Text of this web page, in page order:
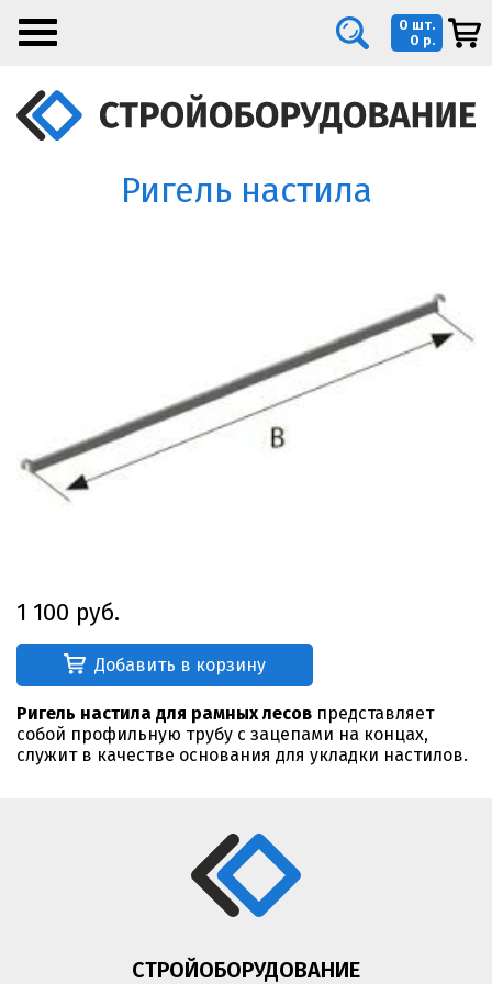
0 шт.
0 р.
Ригель настила
1 100 руб.
Добавить в корзину
Ригель настила для рамных лесов представляет
собой профильную трубу с зацепами на концах,
служит в качестве основания для укладки настилов.
СТРОЙОБОРУДОВАНИЕ